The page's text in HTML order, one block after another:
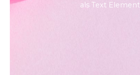
als Text Element